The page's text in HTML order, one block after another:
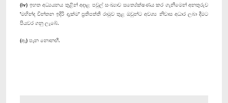
(iv) ඉහත අධ්‍යයනය තුළින් අදාළ පවුල් සංඛ්‍යාව සත්‍යේක්ෂණය කර ගැනීමෙන් අනතුරුව
'මහින්ද චින්තන ඉදිරි දැක්ම' ප්‍රතිපත්ති රාමුව තුළ ඔවුන්ට අවශ්‍ය නිවාස අධාර ලබා දීමට
පියවර ගනු ලැබේ.
(ඇ) පැන නොනඟී.